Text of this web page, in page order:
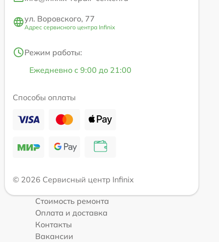
ул. Воровского, 77
Адрес сервисного центра Infinix
Режим работы:
Ежедневно с 9:00 до 21:00
Способы оплаты
© 2026 Сервисный центр Infinix
Стоимость ремонта
Оплата и доставка
Контакты
Вакансии